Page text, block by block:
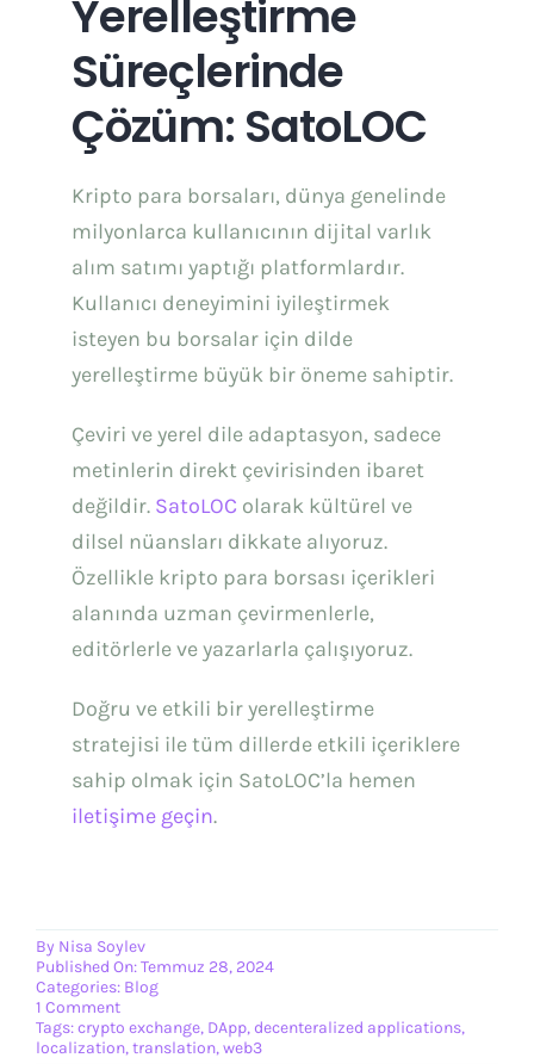
Yerelleştirme
Süreçlerinde
Çözüm: SatoLOC
Kripto para borsaları, dünya genelinde
milyonlarca kullanıcının dijital varlık
alım satımı yaptığı platformlardır.
Kullanıcı deneyimini iyileştirmek
isteyen bu borsalar için dilde
yerelleştirme büyük bir öneme sahiptir.
Çeviri ve yerel dile adaptasyon, sadece
metinlerin direkt çevirisinden ibaret
değildir. SatoLOC olarak kültürel ve
dilsel nüansları dikkate alıyoruz.
Özellikle kripto para borsası içerikleri
alanında uzman çevirmenlerle,
editörlerle ve yazarlarla çalışıyoruz.
Doğru ve etkili bir yerelleştirme
stratejisi ile tüm dillerde etkili içeriklere
sahip olmak için SatoLOC’la hemen
iletişime geçin.
By Nisa Soylev
Published On: Temmuz 28, 2024
Categories: Blog
1 Commenton
Kripto
Para
Tags:crypto exchange, DApp, decenteralized applications,
localization,translation,web3